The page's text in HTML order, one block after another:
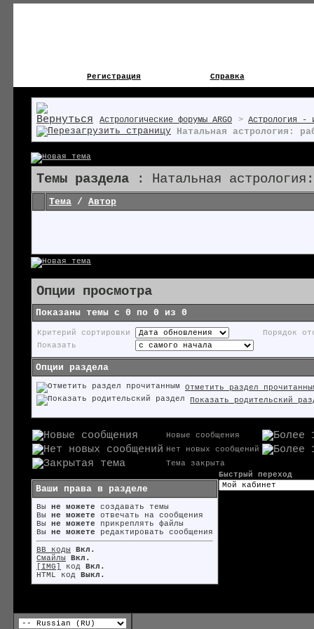
Регистрация Справка
Астрологические форумы ARGO > Астрология -
Натальная астрология:
Темы раздела : Натальная
Тема / Автор
Опции просмотра
Показаны темы с 0 по 0 из 0
Критерий сортировки
Порядок
Показать
Опции раздела
Отметить раздел
Показать родительский
Новые сообщения
Нет новых сообщений
Тема закрыта
Ваши права в разделе
Вы не можете создавать темы
Вы не можете отвечать на сообщения
Вы не можете прикреплять файлы
Вы не можете редактировать сообщения
BB коды
Вкл.
Смайлы
Вкл.
[IMG]
код Вкл.
HTML код Выкл.
Быстрый переход